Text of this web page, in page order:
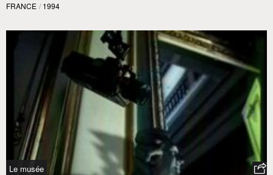
FRANCE / 1994
Le musée